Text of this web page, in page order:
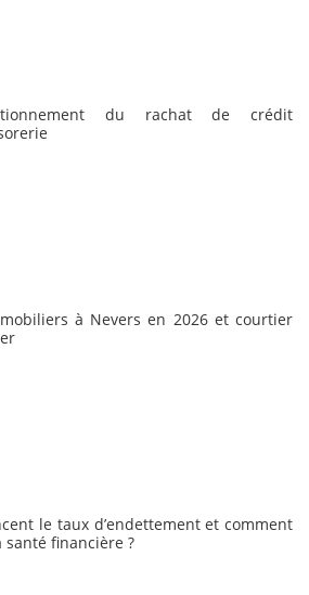
du rachat de crédit
à Nevers en 2026 et courtier
le taux d’endettement et comment
financière ?